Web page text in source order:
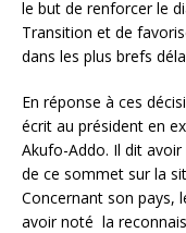
le but de renforcer le
Transition et de
dans les plus brefs
En réponse à ces
écrit au président en
Akufo-Addo. Il dit
de ce sommet sur la
Concernant son pays,
avoir noté la